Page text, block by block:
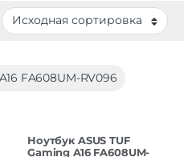
FA608UM-RV096
Ноутбук ASUS TUF
Gaming A16 FA608UM-